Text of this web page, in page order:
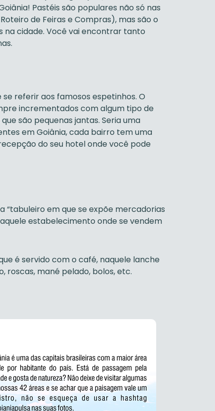
Pastéis são populares não só nas
de Feiras e Compras), mas são o
na cidade. Você vai encontrar tanto
referir aos famosos espetinhos. O
incrementados com algum tipo de
são pequenas jantas. Seria uma
em Goiânia, cada bairro tem uma
do seu hotel onde você pode
“tabuleiro em que se expõe mercadorias
estabelecimento onde se vendem
é servido com o café, naquele lanche
roscas, mané pelado, bolos, etc.